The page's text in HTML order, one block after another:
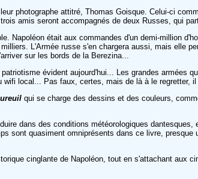
photographe attitré, Thomas Goisque. Celui-ci
amis seront accompagnés de deux Russes, qui
Napoléon était aux commandes d'un demi-million
L'Armée russe s'en chargera aussi, mais elle
sur les bords de la Berezina...
évident aujourd'hui... Les grandes
local... Pas faux, certes, mais de là à le regretter, il
qui se charge des dessins et des couleurs,
dans des conditions météorologiques
sont quasiment omniprésents dans ce livre,
cinglante de Napoléon, tout en s'attachant aux